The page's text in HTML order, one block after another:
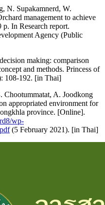
N. Supakamnerd, W.
management to achieve
In Research report.
Agency (Public
making: comparison
and methods. Princess of
108-192. [in Thai]
Chootummatat, A. Joodkong
appropriated environment for
province. [Online].
wp-
(5 February 2021). [in Thai]